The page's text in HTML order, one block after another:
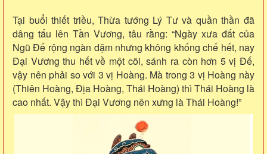
Tại buổi thiết triều, Thừa tướng Lý Tư và quần thần đã
dâng tấu lên Tần Vương, tâu rằng: “Ngày xưa đất của
Ngũ Đế rộng ngàn dặm nhưng không khống chế hết, nay
Đại Vương thu hết về một cõi, sánh ra còn hơn 5 vị Đế,
vậy nên phải so với 3 vị Hoàng. Mà trong 3 vị Hoàng này
(Thiên Hoàng, Địa Hoàng, Thái Hoàng) thì Thái Hoàng là
cao nhất. Vậy thì Đại Vương nên xưng là Thái Hoàng!”